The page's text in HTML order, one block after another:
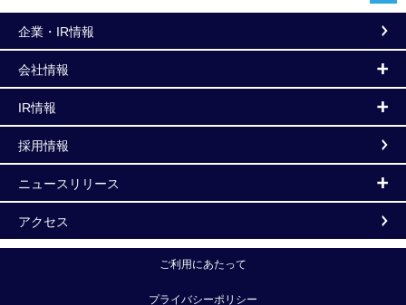
企業・IR情報
会社情報
IR情報
採用情報
ニュースリリース
アクセス
ご利用にあたって
プライバシーポリシー